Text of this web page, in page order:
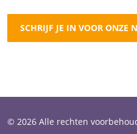
SCHRIJF JE IN VOOR ONZE
© 2026 Alle rechten